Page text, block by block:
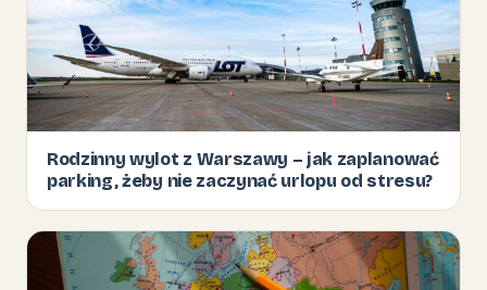
Rodzinny wylot z Warszawy – jak zaplanować
parking, żeby nie zaczynać urlopu od stresu?